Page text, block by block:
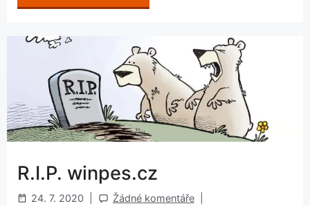
R.I.P. winpes.cz
24. 7. 2020 Žádné komentáře